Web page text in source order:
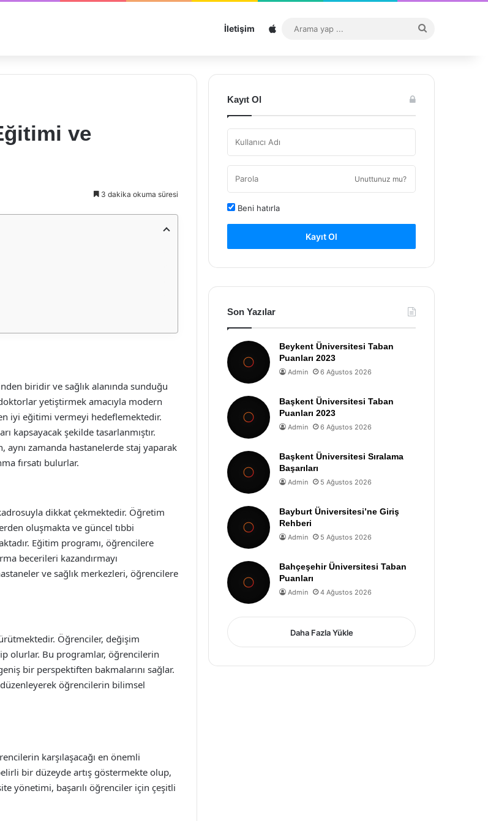
İletişim Sitemap
...
ve
3 dakika okuma süresi
biridir ve sağlık alanında sunduğu
yetiştirmek amacıyla modern
iyi eğitimi vermeyi hedeflemektedir.
kapsayacak şekilde tasarlanmıştır.
zamanda hastanelerde staj yaparak
fırsatı bulurlar.
dikkat çekmektedir. Öğretim
oluşmakta ve güncel tıbbi
Eğitim programı, öğrencilere
becerileri kazandırmayı
ve sağlık merkezleri, öğrencilere
Öğrenciler, değişim
olurlar. Bu programlar, öğrencilerin
bir perspektiften bakmalarını sağlar.
öğrencilerin bilimsel
karşılaşacağı en önemli
bir düzeyde artış göstermekte olup,
yönetimi, başarılı öğrenciler için çeşitli
Kayıt Ol
Unuttunuz mu?
Beni hatırla
Kayıt Ol
Son Yazılar
Beykent Üniversitesi Taban
Puanları 2023
Admin 6 Ağustos 2026
Başkent Üniversitesi Taban
Puanları 2023
Admin 6 Ağustos 2026
Başkent Üniversitesi Sıralama
Başarıları
Admin 5 Ağustos 2026
Bayburt Üniversitesi’ne Giriş
Rehberi
Admin 5 Ağustos 2026
Bahçeşehir Üniversitesi Taban
Puanları
Admin 4 Ağustos 2026
Daha Fazla Yükle